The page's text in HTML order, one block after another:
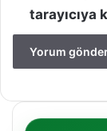
tarayıcıya